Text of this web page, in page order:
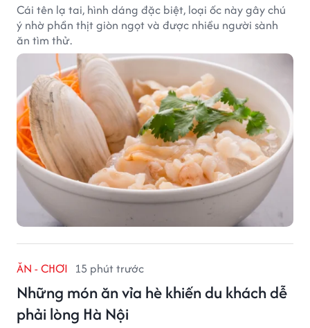
Cái tên lạ tai, hình dáng đặc biệt, loại ốc này gây chú
ý nhờ phần thịt giòn ngọt và được nhiều người sành
ăn tìm thử.
ĂN - CHƠI 15 phút trước
Những món ăn vỉa hè khiến du khách dễ
phải lòng Hà Nội